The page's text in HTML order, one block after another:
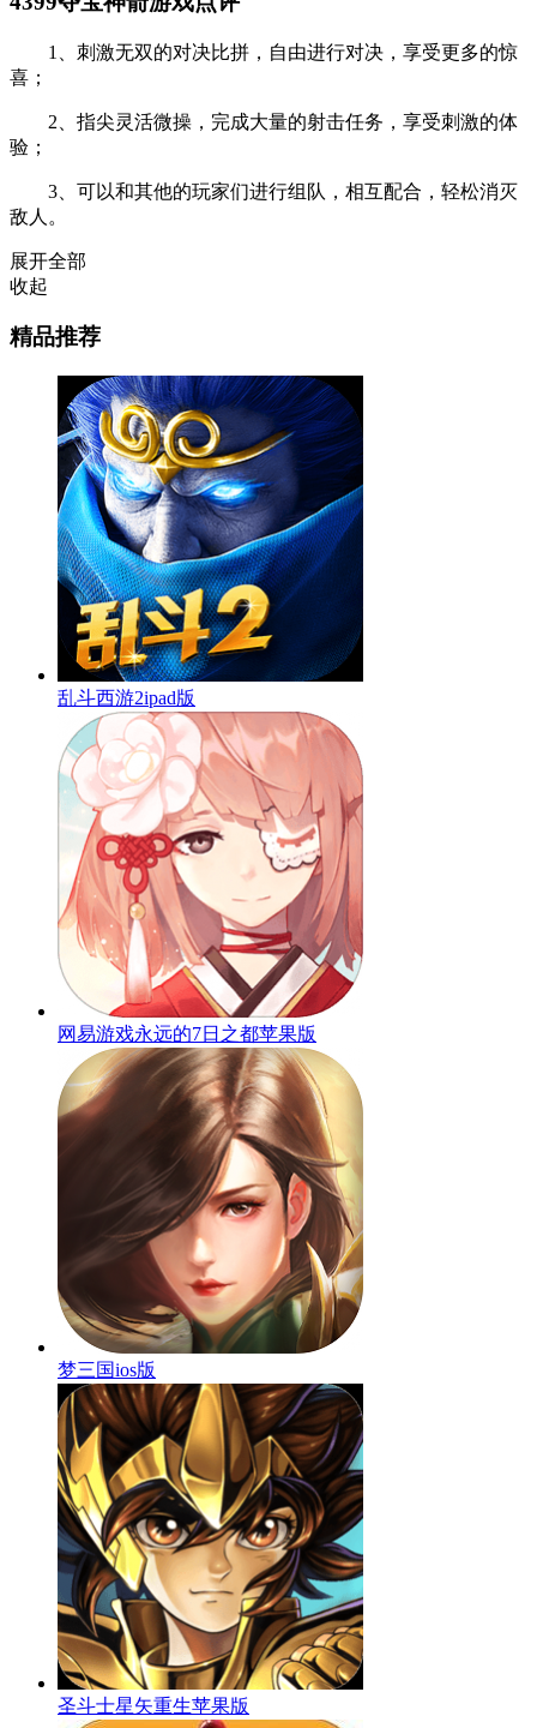
1、刺激无双的对决比拼，自由进行对决，享受更多的惊
喜；
2、指尖灵活微操，完成大量的射击任务，享受刺激的体
验；
3、可以和其他的玩家们进行组队，相互配合，轻松消灭
敌人。
展开全部
收起
精品推荐
乱斗西游2ipad版
网易游戏永远的7日之都苹果版
梦三国ios版
圣斗士星矢重生苹果版